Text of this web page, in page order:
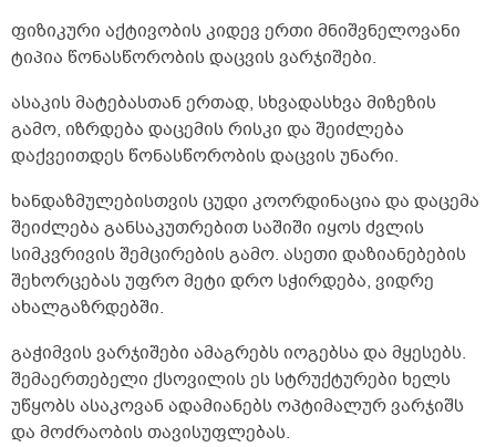
ფიზიკური აქტივობის კიდევ ერთი მნიშვნელოვანი
ტიპია წონასწორობისდაცვის ვარჯიშები.
ასაკისმატებასთან ერთად, სხვადასხვა მიზეზის
გამო, იზრდება დაცემის რისკი და შეიძლება
დაქვეითდეს წონასწორობისდაცვისუნარი.
ხანდაზმულებისთვის ცუდი კოორდინაცია და დაცემა
შეიძლება განსაკუთრებით საშიში იყოს ძვლის
სიმკვრივის შემცირების გამო. ასეთი დაზიანებების
შეხორცებას უფრო მეტი დრო სჭირდება, ვიდრე
ახალგაზრდებში.
გაჭიმვის ვარჯიშები ამაგრებსიოგებსა და მყესებს.
შემაერთებელი ქსოვილის ეს სტრუქტურები ხელს
უწყობს ასაკოვან ადამიანებსოპტიმალურვარჯიშს
და მოძრაობის თავისუფლებას.